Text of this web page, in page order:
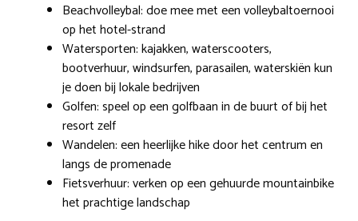
Beachvolleybal: doe mee met een volleybaltoernooi
op het hotel-strand
Watersporten: kajakken, waterscooters,
bootverhuur, windsurfen, parasailen, waterskiën kun
je doen bij lokale bedrijven
Golfen: speel op een golfbaan in de buurt of bij het
resort zelf
Wandelen: een heerlijke hike door het centrum en
langs de promenade
Fietsverhuur: verken op een gehuurde mountainbike
het prachtige landschap